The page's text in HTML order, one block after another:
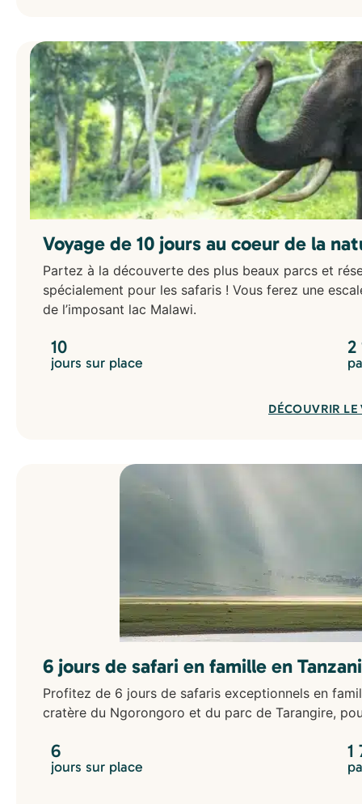
Voyage de 10 jours au coeur de la
Partez à la découverte des plus beaux parcs et
spécialement pour les safaris ! Vous ferez une
de l’imposant lac Malawi.
10
jours sur place
2
DÉCOUVRIR LE
6 jours de safari en famille en
Profitez de 6 jours de safaris exceptionnels en
cratère du Ngorongoro et du parc de Tarangire,
6
jours sur place
1